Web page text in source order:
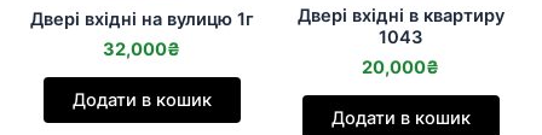
Двері вхідні на вулицю 1г
32,000₴
Додати в кошик
Двері вхідні в квартиру
1043
20,000₴
Додати в кошик